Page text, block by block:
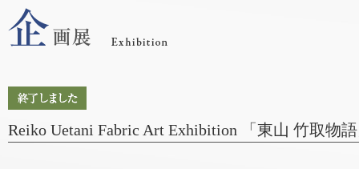
Reiko Uetani Fabric Art Exhibition 「東山 竹取物